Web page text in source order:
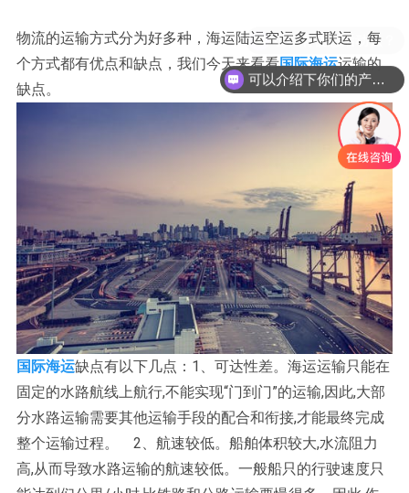
物流的运输方式分为好多种，海运陆运空运多式联运，每
个方式都有优点和缺点，我们今天来看看国际海运运输的
缺点。
国际海运缺点有以下几点：1、可达性差。海运运输只能在
固定的水路航线上航行,不能实现“门到门”的运输,因此,大部
分水路运输需要其他运输手段的配合和衔接,才能最终完成
整个运输过程。 2、航速较低。船舶体积较大,水流阻力
高,从而导致水路运输的航速较低。一般船只的行驶速度只
可以介绍下你们的产品么？